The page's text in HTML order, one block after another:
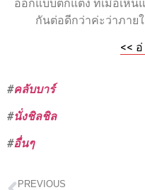
ออกแบบตกแต่ง ที่เมื่อเห็น
กันต่อดีกว่าค่ะว่าภาย
<<
#คลับบาร์
#นั่งชิลชิล
#อื่นๆ
PREVIOUS